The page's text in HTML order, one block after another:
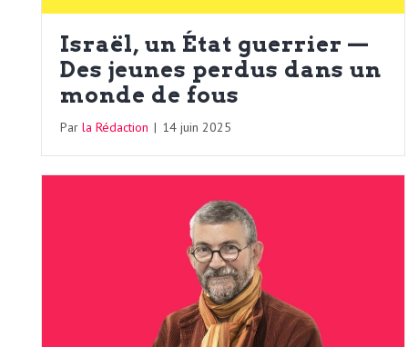
b
r
i
e
L
e
r
Israël, un État guerrier —
Des jeunes perdus dans un
monde de fous
Par la Rédaction | 14 juin 2025